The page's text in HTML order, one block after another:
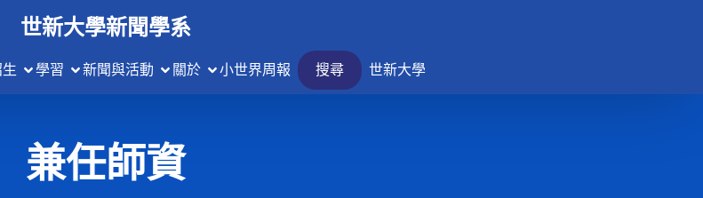
世新大學新聞學系
學習 新聞與活動 關於 小世界周報 搜尋 世新大學
兼任師資